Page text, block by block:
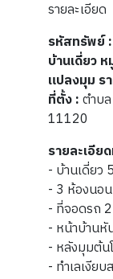
รายละเอียด
รหัสทรัพย์
บ้านเดี่ยว
แปลงมุม ร
ที่ตั้ง :ตำบ
11120
รายละเอีย
- บ้านเดี่ยว
- 3 ห้องนอ
- ที่จอดรถ
- หน้าบ้าน
- หลังมุมต้น
- ทำเลเงีย